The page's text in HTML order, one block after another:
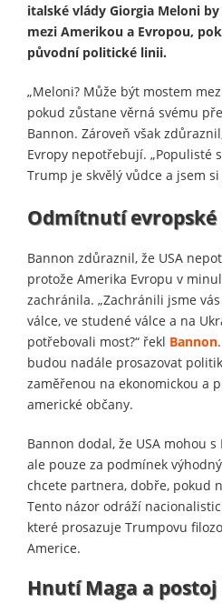
italské vlády Giorgia Meloni
mezi Amerikou a Evropou,
původní politické linii.
„Meloni? Může být mostem
pokud zůstane věrná svému
Bannon. Zároveň však
Evropy nepotřebují. „Populisté
Trump je skvělý vůdce a jsem
Odmítnutí evropské
Bannon zdůraznil, že USA
protože Amerika Evropu v
zachránila. „Zachránili jsme
válce, ve studené válce a na
potřebovali most?“ řekl Bannon
budou nadále prosazovat
zaměřenou na ekonomickou a
americké občany.
Bannon dodal, že USA mohou
ale pouze za podmínek
chcete partnera, dobře, pokud
Tento názor odráží
které prosazuje Trumpovu
Americe.
Hnutí Maga a postoj